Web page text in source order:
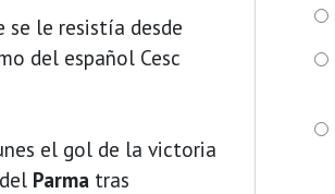
le resistía desde
del español Cesc
el gol de la victoria
Parma tras